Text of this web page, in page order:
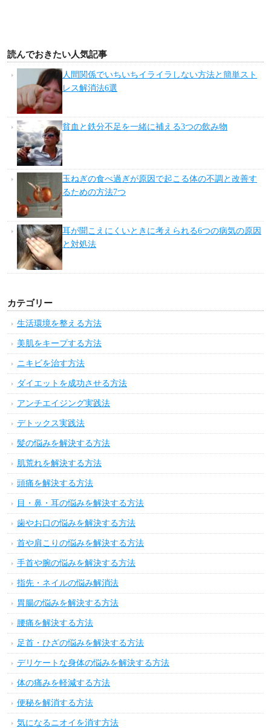
読んでおきたい人気記事
人間関係でいちいちイライラしない方法と簡単スト
レス解消法6選
貧血と鉄分不足を一緒に補える3つの飲み物
玉ねぎの食べ過ぎが原因で起こる体の不調と改善す
るための方法7つ
耳が聞こえにくいときに考えられる6つの病気の原因
と対処法
カテゴリー
生活環境を整える方法
美肌をキープする方法
ニキビを治す方法
ダイエットを成功させる方法
アンチエイジング実践法
デトックス実践法
髪の悩みを解決する方法
肌荒れを解決する方法
頭痛を解決する方法
目・鼻・耳の悩みを解決する方法
歯やお口の悩みを解決する方法
首や肩こりの悩みを解決する方法
手首や腕の悩みを解決する方法
指先・ネイルの悩み解消法
胃腸の悩みを解決する方法
腰痛を解決する方法
足首・ひざの悩みを解決する方法
デリケートな身体の悩みを解決する方法
体の痛みを軽減する方法
便秘を解消する方法
気になるニオイを消す方法